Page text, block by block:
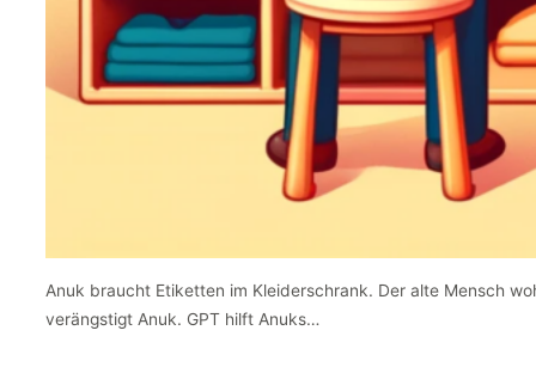
Anuk braucht Etiketten im Kleiderschrank. Der alte Mensch
verängstigt Anuk. GPT hilft Anuks…